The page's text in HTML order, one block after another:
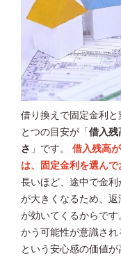
借り換えで固定金利
とつの目安が「 借入残
さ 」です。 借入残高
は、固定金利を選ん
長いほど、途中で金利
が大きくなるため、
が効いてくるからで
かう可能性が意識され
という安心感の価値